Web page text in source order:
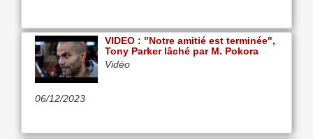
06/12/2023
VIDEO : "Notre amitié est terminée",
Tony Parker lâché par M. Pokora
Vidéo